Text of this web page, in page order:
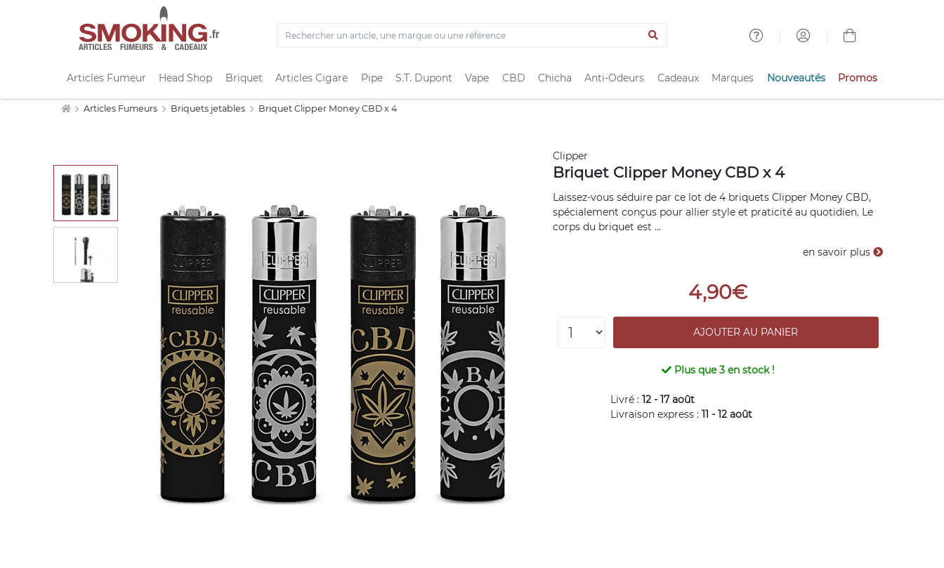
Articles Fumeur Head Shop Briquet Articles Cigare Pipe S.T. Dupont Vape CBD Chicha Anti-Odeurs Cadeaux Marques Nouveautés Promos
Articles Fumeurs Briquets jetables Briquet Clipper Money CBD x 4
Clipper
Briquet Clipper Money CBD x 4
Laissez-vous séduire par ce lot de 4 briquets Clipper Money CBD,
spécialement conçus pour allier style et praticité au quotidien. Le
corps du briquet est ...
en savoir plus
4,90€
Plus que3en stock !
Livré :12 - 17 août
Livraison express :11 - 12 août